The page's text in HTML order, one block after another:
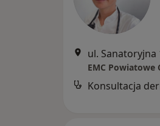
ul. Sanatoryjna
EMC
Konsultacja